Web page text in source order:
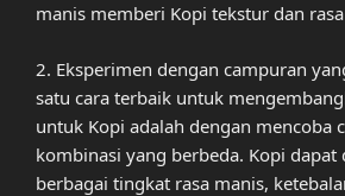
manis memberi Kopi tekstur dan
2. Eksperimen dengan campuran
satu cara terbaik untuk
untuk Kopi adalah dengan mencoba
kombinasi yang berbeda. Kopi dapat
berbagai tingkat rasa manis,